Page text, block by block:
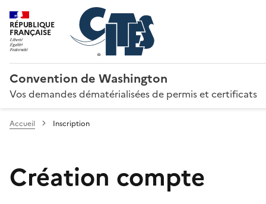
RÉPUBLIQUE
FRANÇAISE
Convention de Washington
Vos demandes dématérialisées de permis et certificats
Accueil Inscription
Création compte